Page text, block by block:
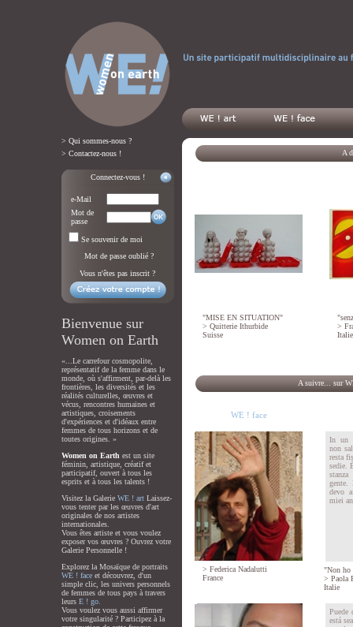
> Qui sommes-nous ?
> Contactez-nous !
Connectez-vous !
e-Mail
Mot de
passe
Se souvenir de moi
Mot de passe oublié ?
Vous n'êtes pas inscrit ?
Bienvenue sur
Women on Earth
«...Le carrefour cosmopolite,
représentatif de la femme dans le
monde, où s'affirment, par-delà les
frontières, les diversités et les
réalités culturelles, œuvres et
vécus, rencontres humaines et
artistiques, croisements
d'expériences et d'idéaux entre
femmes de tous horizons et de
toutes origines. »
Women on Earth est un site
féminin, artistique, créatif et
participatif, ouvert à tous les
esprits et à tous les talents !
Visitez la Galerie WE ! artLaissez-
vous tenter par les œuvres d'art
originales de nos artistes
internationales.
Vous êtes artiste et vous voulez
exposer vos œuvres ? Ouvrez votre
Galerie Personnelle !
Explorez la Mosaïque de portraits
WE ! faceet découvrez, d'un
simple clic, les univers personnels
de femmes de tous pays à travers
leurs E ! go.
Vous voulez vous aussi affirmer
votre singularité ? Participez à la
A
"MISE EN SITUATION"
> Quitterie Ithurbide
Suisse
>
Italie
A suivre... sur
WE ! face
> Federica Nadalutti
France
In un
non
resta
sedie.
gente.
devo
miei
"Non ho
> Paola
Italie
Puede
está